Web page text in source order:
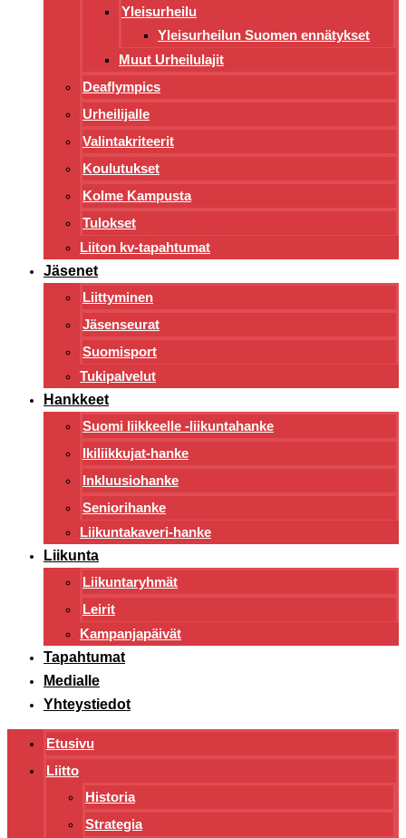
Yleisurheilu
Yleisurheilun Suomen ennätykset
Muut Urheilulajit
Deaflympics
Urheilijalle
Valintakriteerit
Koulutukset
Kolme Kampusta
Tulokset
Liiton kv-tapahtumat
Jäsenet
Liittyminen
Jäsenseurat
Suomisport
Tukipalvelut
Hankkeet
Suomi liikkeelle -liikuntahanke
Ikiliikkujat-hanke
Inkluusiohanke
Seniorihanke
Liikuntakaveri-hanke
Liikunta
Liikuntaryhmät
Leirit
Kampanjapäivät
Tapahtumat
Medialle
Yhteystiedot
Etusivu
Liitto
Historia
Strategia